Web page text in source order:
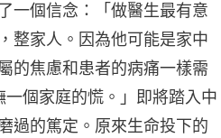
一個信念：「做醫生最有意
整家人。因為他可能是家中
的焦慮和患者的病痛一樣需
個家庭的慌。」即將踏入中
過的篤定。原來生命投下的